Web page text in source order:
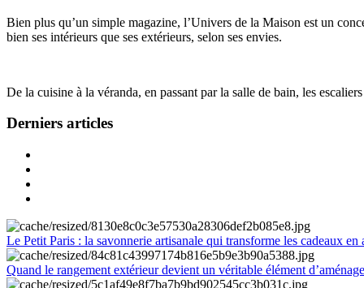
Bien plus qu’un simple magazine, l’Univers de la Maison est un
bien ses intérieurs que ses extérieurs, selon ses envies.
De la cuisine à la véranda, en passant par la salle de bain, les
Derniers articles
Le Petit Paris : la savonnerie artisanale qui transforme les cadeaux en
Quand le rangement extérieur devient un véritable élément